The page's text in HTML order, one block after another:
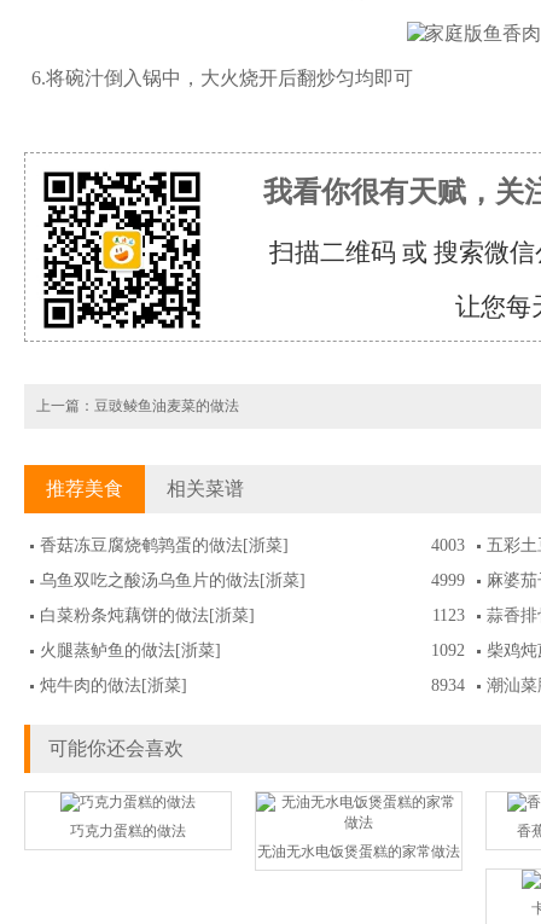
6.将碗汁倒入锅中，大火烧开后翻炒匀均即可
我看你很有天赋，关
扫描二维码 或 搜索微
让您每
上一篇： 豆豉鲮鱼油麦菜的做法
推荐美食 相关菜谱
4003
香菇冻豆腐烧鹌鹑蛋的做法[浙菜]
五彩
4999
乌鱼双吃之酸汤乌鱼片的做法[浙菜]
麻婆
1123
白菜粉条炖藕饼的做法[浙菜]
蒜香
1092
火腿蒸鲈鱼的做法[浙菜]
柴鸡
8934
炖牛肉的做法[浙菜] 潮汕
可能你还会喜欢
巧克力蛋糕的做法
无油无水电饭煲蛋糕的家常做法
香